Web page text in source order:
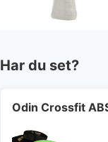
Har du set?
Odin Crossfit